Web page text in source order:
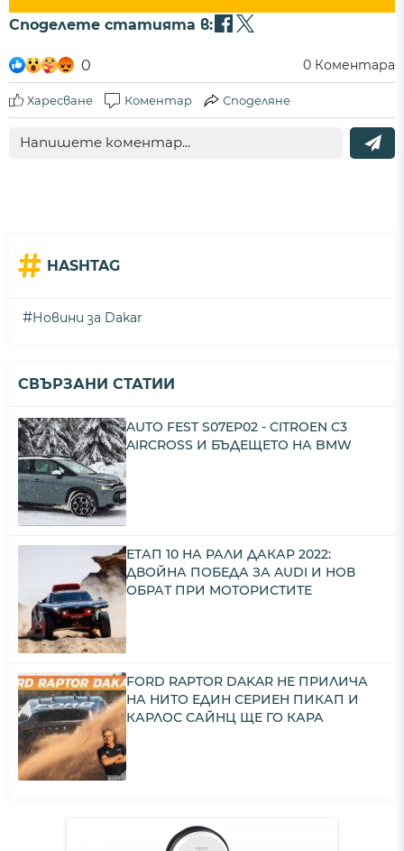
Споделете статията в:
0 0 Коментара
Харесване Коментар Споделяне
# HASHTAG
#Новини за Dakar
СВЪРЗАНИ СТАТИИ
AUTO FEST S07EP02 - CITROEN C3
AIRCROSS И БЪДЕЩЕТО НА BMW
ЕТАП 10 НА РАЛИ ДАКАР 2022:
ДВОЙНА ПОБЕДА ЗА AUDI И НОВ
ОБРАТ ПРИ МОТОРИСТИТЕ
FORD RAPTOR DAKAR НЕ ПРИЛИЧА
НА НИТО ЕДИН СЕРИЕН ПИКАП И
КАРЛОС САЙНЦ ЩЕ ГО КАРА